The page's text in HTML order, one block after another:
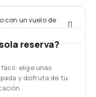
con un vuelo de
reserva?
fácil: elige unas
y disfruta de tu